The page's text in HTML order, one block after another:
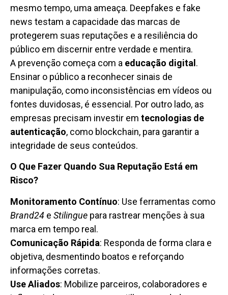
mesmo tempo, uma ameaça. Deepfakes e fake
news testam a capacidade das marcas de
protegerem suas reputações e a resiliência do
público em discernir entre verdade e mentira.
A prevenção começa com a educação digital .
Ensinar o público a reconhecer sinais de
manipulação, como inconsistências em vídeos ou
fontes duvidosas, é essencial. Por outro lado, as
empresas precisam investir em tecnologias de
autenticação, como blockchain, para garantir a
integridade de seus conteúdos.
O Que Fazer Quando Sua Reputação Está em
Risco?
Monitoramento Contínuo: Use ferramentas como
Brand24 e Stilingue para rastrear menções à sua
marca em tempo real.
Comunicação Rápida: Responda de forma clara e
objetiva, desmentindo boatos e reforçando
informações corretas.
Use Aliados: Mobilize parceiros, colaboradores e